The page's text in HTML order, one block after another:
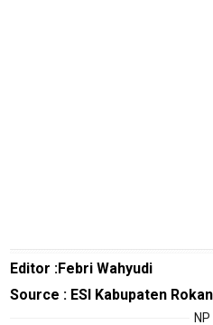
Editor :Febri Wahyudi
Source : ESI Kabupaten
NP
SourceCode
Otomotif